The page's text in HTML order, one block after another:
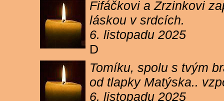
Fifáčkovi a Zrzinkovi
láskou v srdcích.
6. listopadu 2025
D
Tomíku, spolu s tvým
od tlapky Matýska..
6. listopadu 2025